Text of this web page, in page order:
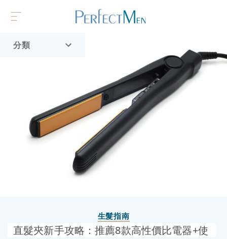
分類
生髮指南
直髮夾新手攻略：推薦8款高性價比電器+使